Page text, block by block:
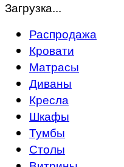
Загрузка...
Распродажа
Кровати
Матрасы
Диваны
Кресла
Шкафы
Тумбы
Столы